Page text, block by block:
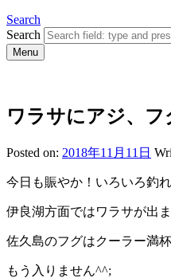
Search
Search
Menu
ワラサにアジ、フ
Posted on: 2018年11月11日
今日も賑やか！いろいろ釣れ
伊良湖方面ではワラサが出
佐久島のフグはクーラー満杯
もう入りません^^;